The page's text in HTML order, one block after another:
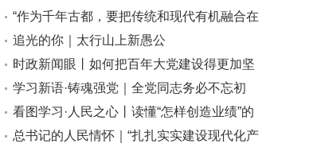
大
“作为千年古都，要把传统和现代有机融合在
一起”
追光的你｜太行山上新愚公
时政新闻眼丨如何把百年大党建设得更加坚
强有力？总书记这样部署
学习新语·铸魂强党｜全党同志务必不忘初
心、牢记使命
看图学习·人民之心丨读懂“怎样创造业绩”的
实干路径
总书记的人民情怀｜“扎扎实实建设现代化产